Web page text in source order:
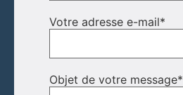
Votre adresse e-mail*
Objet de votre message*